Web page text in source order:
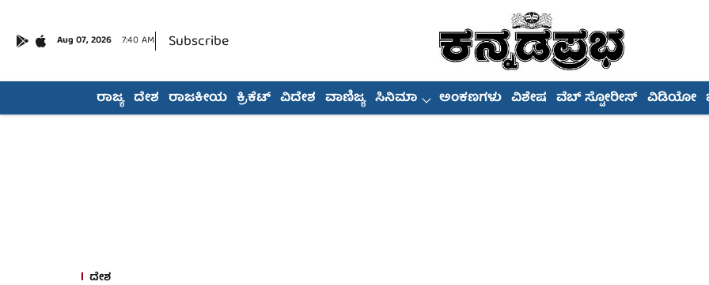
Aug 07, 2026 7:40 AM Subscribe
ರಾಜ್ಯ ದೇಶ ರಾಜಕೀಯ ಕ್ರಿಕೆಟ್ ವಿದೇಶ ವಾಣಿಜ್ಯ ಸಿನಿಮಾ ಅಂಕಣಗಳು ವಿಶೇಷ ವೆಬ್ ಸ್ಟೋರೀಸ್ ವಿಡಿಯೋ
ದೇಶ